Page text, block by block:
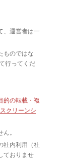
、運営者は一
ものではな
行ってくだ
的の転載・複
クリーンシ
。
社内利用（社
ておりませ